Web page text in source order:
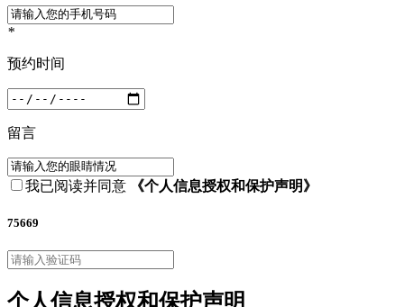
*
预约时间
留言
我已阅读并同意 《个人信息授权和保护声明》
75669
个人信息授权和保护声明